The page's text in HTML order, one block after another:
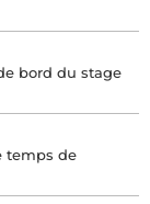
bord du stage
temps de